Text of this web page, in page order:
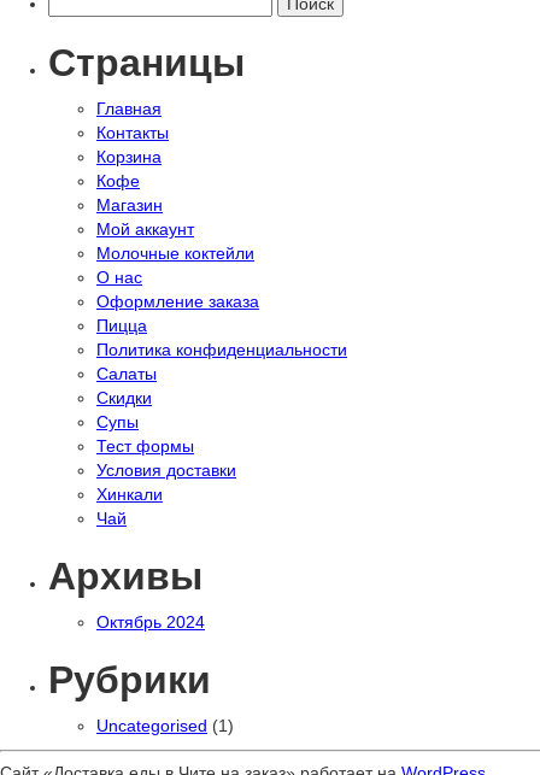
Страницы
Главная
Контакты
Корзина
Кофе
Магазин
Мой аккаунт
Молочные коктейли
О нас
Оформление заказа
Пицца
Политика конфиденциальности
Салаты
Скидки
Супы
Тест формы
Условия доставки
Хинкали
Чай
Архивы
Октябрь 2024
Рубрики
Uncategorised (1)